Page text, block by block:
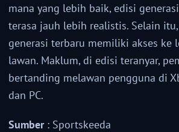
mana yang lebih baik, edisi
terasa jauh lebih realistis. Selain
generasi terbaru memiliki akses ke
lawan. Maklum, di edisi teranyar,
bertanding melawan pengguna di
dan PC.
Sumber: Sportskeeda